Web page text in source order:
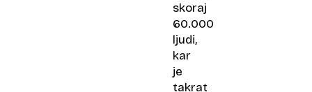
skoraj
60.000
ljudi,
kar
je
takrat